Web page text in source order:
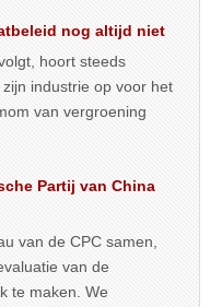
nog altijd niet
hoort steeds
industrie op voor het
van vergroening
Partij van China
van de CPC samen,
van de
te maken. We